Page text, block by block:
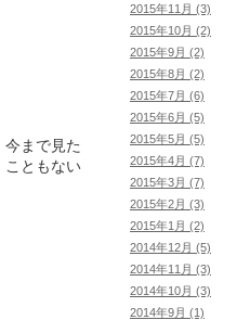
今まで見た
こともない
2015年11月 (3)
2015年10月 (2)
2015年9月 (2)
2015年8月 (2)
2015年7月 (6)
2015年6月 (5)
2015年5月 (5)
2015年4月 (7)
2015年3月 (7)
2015年2月 (3)
2015年1月 (2)
2014年12月 (5)
2014年11月 (3)
2014年10月 (3)
2014年9月 (1)